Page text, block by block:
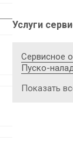
Услуги
Сервисное
Пуско-
Показать